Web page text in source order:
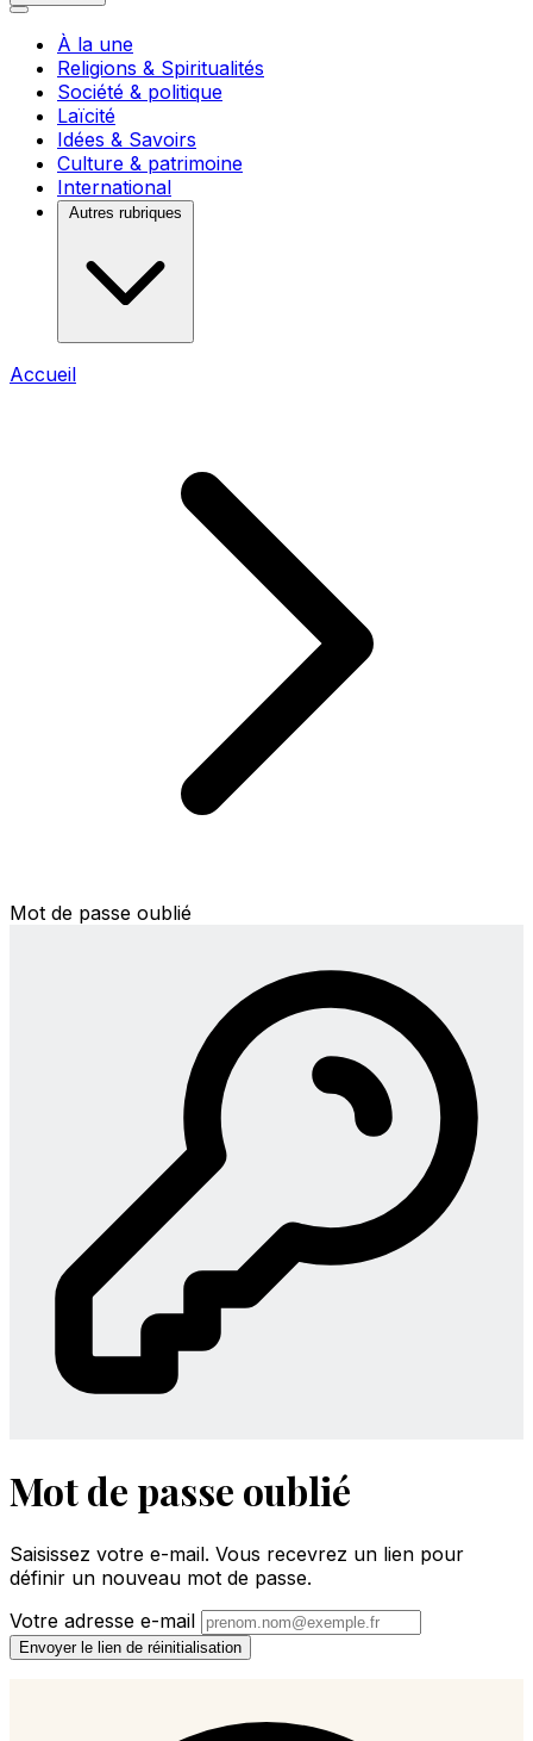
À la une
Religions & Spiritualités
Société & politique
Laïcité
Idées & Savoirs
Culture & patrimoine
International
Autres rubriques
Accueil
Mot de passe oublié
Mot de passe oublié
Saisissez votre e-mail. Vous recevrez un lien pour
définir un nouveau mot de passe.
Votre adresse e-mail
Envoyer le lien de réinitialisation